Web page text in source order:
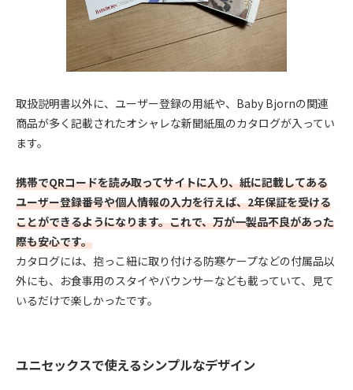
取扱説明書以外に、ユーザー登録の用紙や、Baby Bjornの関連
商品が多く記載されたオシャレな新聞紙風のカタログが入ってい
ます。
携帯でQRコードを読み取ってサイトに入り、紙に記載してある
ユーザー登録番号や個人情報の入力を行えば、2年保証を受ける
ことができるようになります。これで、万が一製品不良があった
際も安心です。
カタログには、抱っこ紐に取り付ける防寒ケープなどの付属品以
外にも、お食事用のスタイやバウンサーなども載っていて、見て
いるだけで楽しかったです。
ユニセックスで使えるシンプルなデザイン